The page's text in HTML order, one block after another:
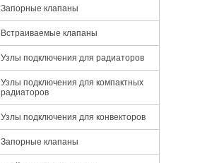
Запорные клапаны
Встраиваемые клапаны
Узлы подключения для радиаторов
Узлы подключения для компактных
радиаторов
Узлы подключения для конвекторов
Запорные клапаны